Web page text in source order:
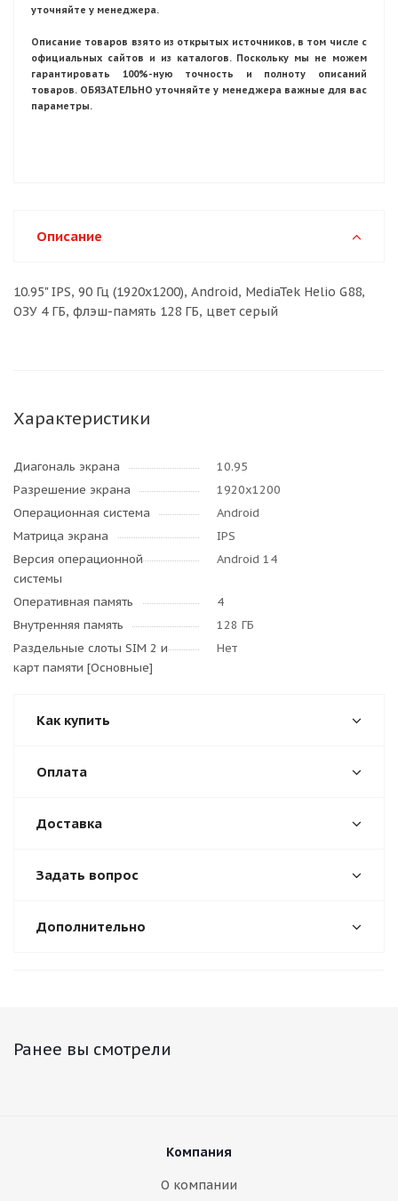
уточняйте у менеджера.
Описание товаров взято из открытых источников, в том числе с
официальных сайтов и из каталогов. Поскольку мы не можем
гарантировать 100%-ную точность и полноту описаний
товаров. ОБЯЗАТЕЛЬНО уточняйте у менеджера важные для вас
параметры.
Описание
10.95" IPS, 90 Гц (1920x1200), Android, MediaTek Helio G88,
ОЗУ 4 ГБ, флэш-память 128 ГБ, цвет серый
Характеристики
Диагональ экрана
10.95
Разрешение экрана
1920x1200
Операционная система
Android
Матрица экрана
IPS
Версия операционной
системы
Android 14
Оперативная память
4
Внутренняя память
128 ГБ
Раздельные слоты SIM 2 и
карт памяти [Основные]
Нет
Как купить
Оплата
Доставка
Задать вопрос
Дополнительно
Ранее вы смотрели
Компания
О компании